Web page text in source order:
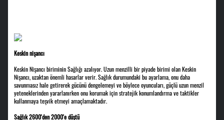
Keskin nişancı
Keskin Nişancı biriminin Sağlığı azalıyor. Uzun menzilli bir piyade birimi olan Keskin
Nişancı, uzaktan önemli hasarlar verir. Sağlık durumundaki bu ayarlama, onu daha
savunmasız hale getirerek gücünü dengelemeyi ve böylece oyuncuları, güçlü uzun menzil
yeteneklerinden yararlanırken onu korumak için stratejik konumlandırma ve taktikler
kullanmaya teşvik etmeyi amaçlamaktadır.
Sağlık 2600'den 2000'e düştü